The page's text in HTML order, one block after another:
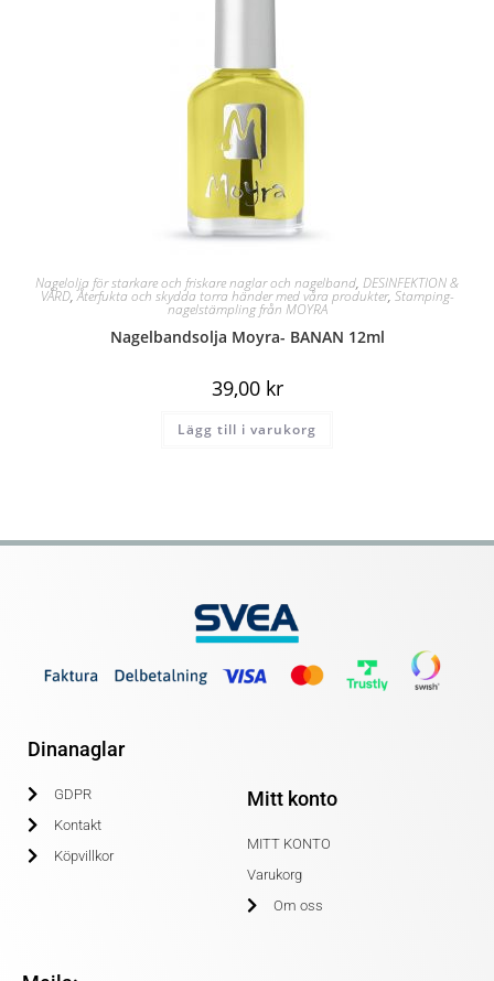
Nagelolja för starkare och friskare naglar och nagelband, DESINFEKTION &
VÅRD,Återfukta och skydda torra händer med våra produkter, Stamping-
nagelstämpling från MOYRA
Nagelbandsolja Moyra- BANAN 12ml
39,00 kr
Lägg till i varukorg
Dinanaglar
GDPR
Kontakt
Köpvillkor
Mitt konto
MITT KONTO
Varukorg
Om oss